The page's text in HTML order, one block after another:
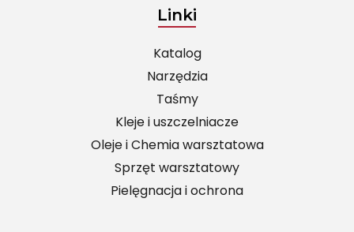
Linki
Katalog
Narzędzia
Taśmy
Kleje i uszczelniacze
Oleje i Chemia warsztatowa
Sprzęt warsztatowy
Pielęgnacja i ochrona